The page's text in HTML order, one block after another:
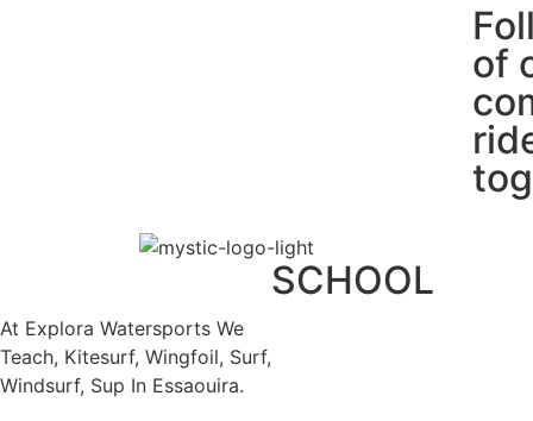
of
At Explora Watersports We
Teach, Kitesurf, Wingfoil, Surf,
Windsurf, Sup In Essaouira.
SCHOOL